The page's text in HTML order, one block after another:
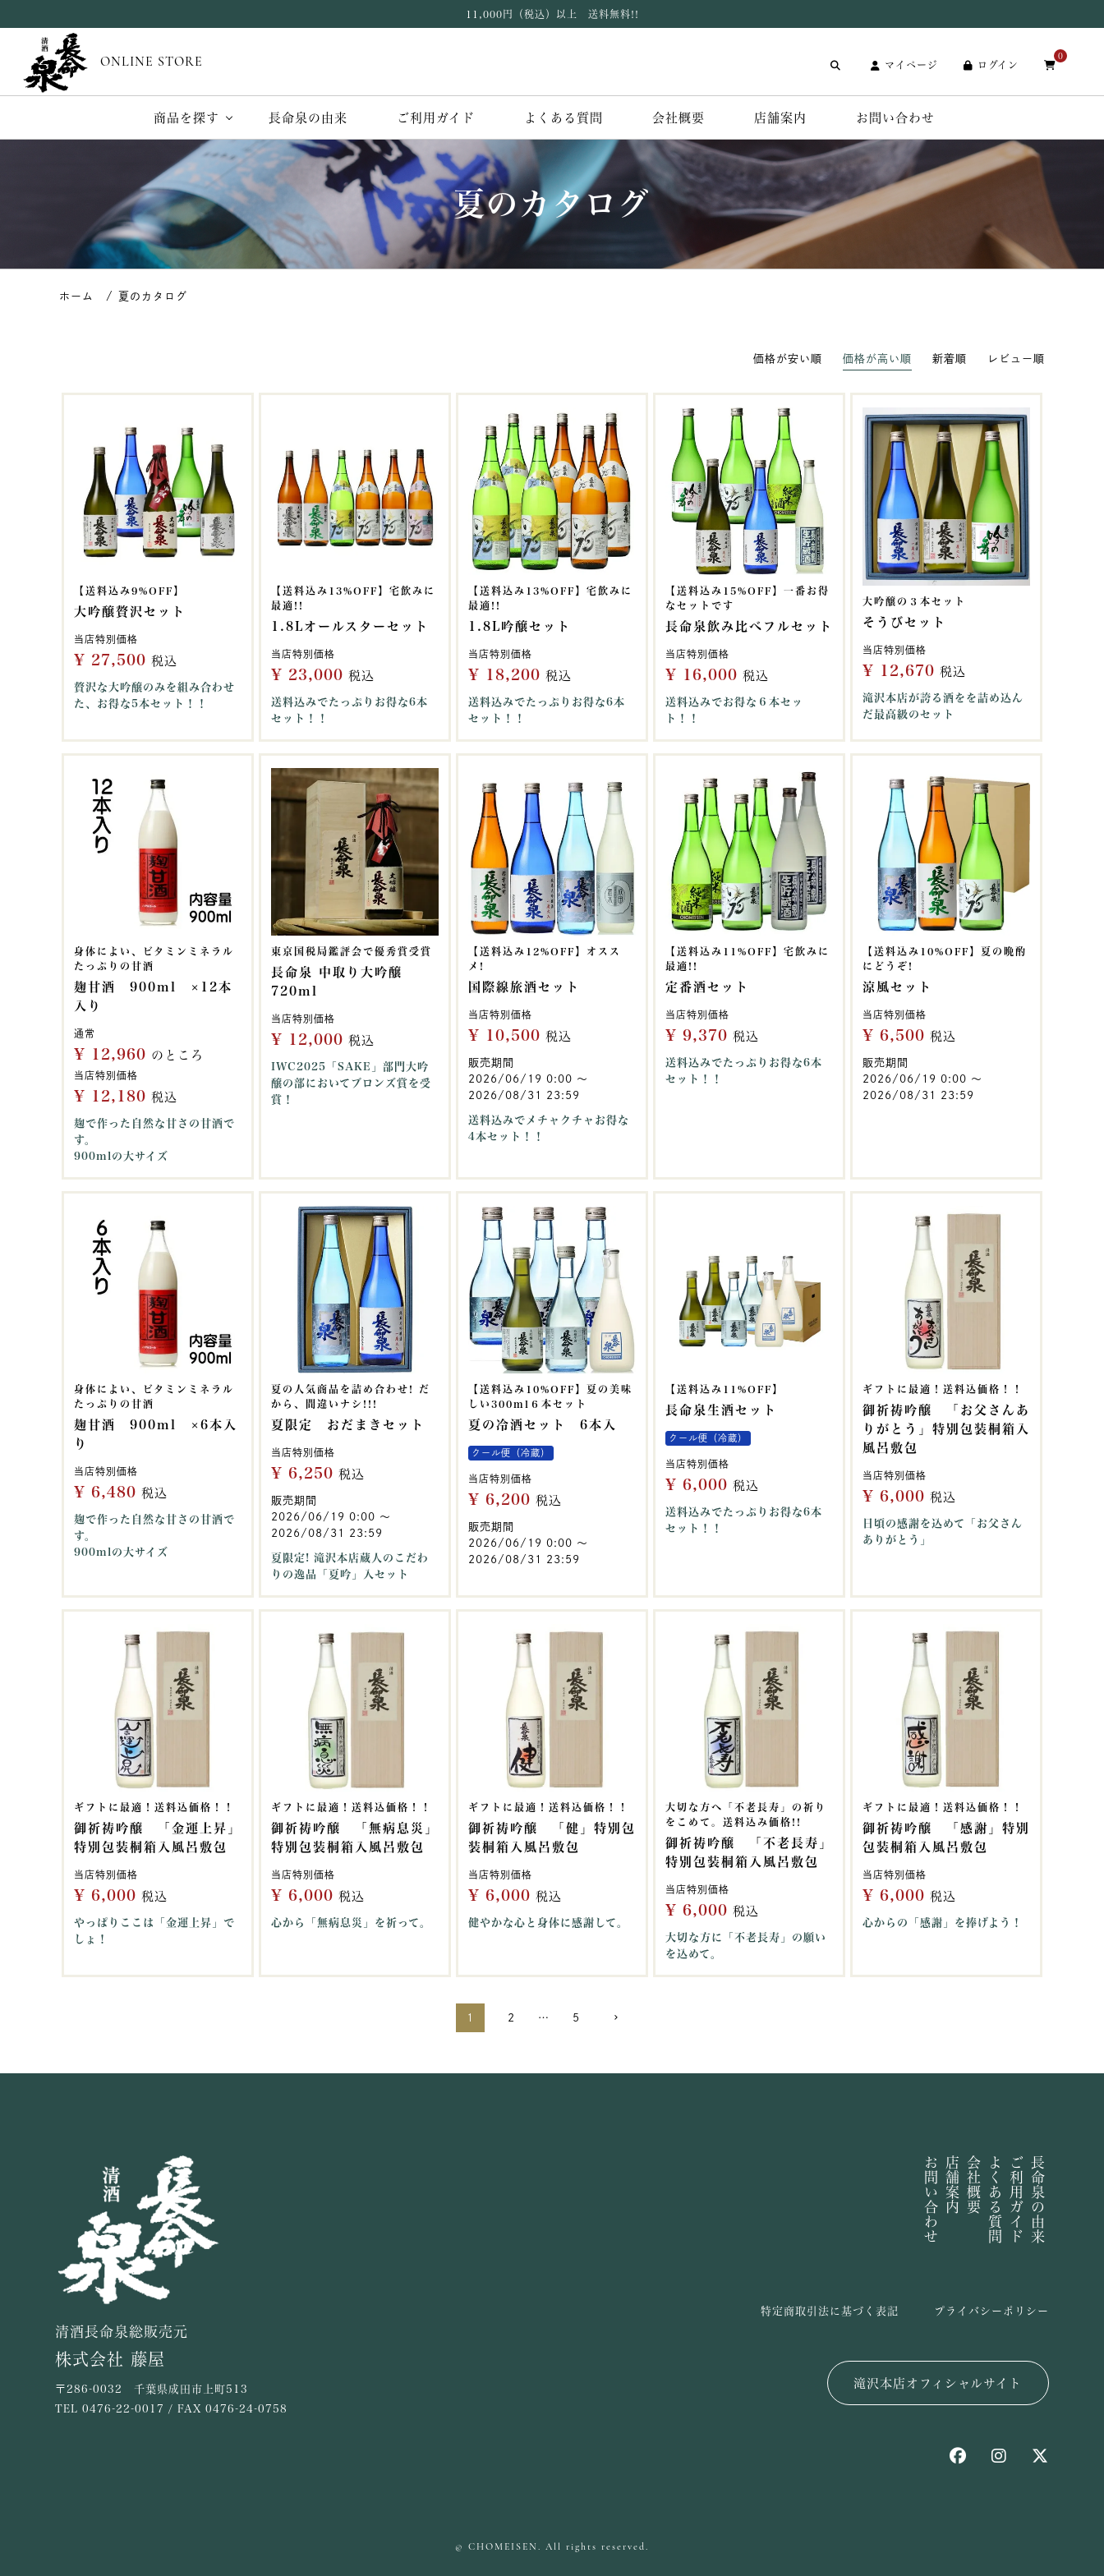
11,000円（税込）以上 送料無料!!
ONLINE STORE マイページ ログイン
0
商品を探す 長命泉の由来 ご利用ガイド よくある質問 会社概要 店舗案内 お問い合わせ
夏のカタログ
夏のカタログ
価格が安い順 価格が高い順 新着順 レビュー順
1 2 … 5
【送料込み9%OFF】
大吟醸贅沢セット
当店特別価格
¥ 27,500 税込
贅沢な大吟醸のみを組み合わせ
た、お得な5本セット！！
【送料込み13%OFF】宅飲みに
最適!!
1.8Lオールスターセット
当店特別価格
¥ 23,000 税込
送料込みでたっぷりお得な6本
セット！！
【送料込み13%OFF】宅飲みに
最適!!
1.8L吟醸セット
当店特別価格
¥ 18,200 税込
送料込みでたっぷりお得な6本
セット！！
【送料込み15%OFF】一番お得
なセットです
長命泉飲み比べフルセット
当店特別価格
¥ 16,000 税込
送料込みでお得な６本セッ
ト！！
大吟醸の３本セット
そうびセット
当店特別価格
¥ 12,670 税込
滝沢本店が誇る酒をを詰め込ん
だ最高級のセット
身体によい、ビタミンミネラル
たっぷりの甘酒
麹甘酒 900ml ×12本
入り
通常
¥ 12,960 のところ
当店特別価格
¥ 12,180 税込
麹で作った自然な甘さの甘酒で
す。
900mlの大サイズ
東京国税局鑑評会で優秀賞受賞
長命泉 中取り大吟醸
720ml
当店特別価格
¥ 12,000 税込
IWC2025「SAKE」部門大吟
醸の部においてブロンズ賞を受
賞！
【送料込み12%OFF】オスス
メ!
国際線旅酒セット
当店特別価格
¥ 10,500 税込
販売期間
2026/06/19 0:00 〜
2026/08/31 23:59
送料込みでメチャクチャお得な
4本セット！！
【送料込み11%OFF】宅飲みに
最適!!
定番酒セット
当店特別価格
¥ 9,370 税込
送料込みでたっぷりお得な6本
セット！！
【送料込み10%OFF】夏の晩酌
にどうぞ!
涼風セット
当店特別価格
¥ 6,500 税込
販売期間
2026/06/19 0:00 〜
2026/08/31 23:59
身体によい、ビタミンミネラル
たっぷりの甘酒
麹甘酒 900ml ×6本入
り
当店特別価格
¥ 6,480 税込
麹で作った自然な甘さの甘酒で
す。
900mlの大サイズ
夏の人気商品を詰め合わせ! だ
から、間違いナシ!!!
夏限定 おだまきセット
当店特別価格
¥ 6,250 税込
販売期間
2026/06/19 0:00 〜
2026/08/31 23:59
夏限定! 滝沢本店蔵人のこだわ
りの逸品「夏吟」入セット
【送料込み10%OFF】夏の美味
しい300ml６本セット
夏の冷酒セット 6本入
クール便（冷蔵）
当店特別価格
¥ 6,200 税込
販売期間
2026/06/19 0:00 〜
2026/08/31 23:59
【送料込み11%OFF】
長命泉生酒セット
クール便（冷蔵）
当店特別価格
¥ 6,000 税込
送料込みでたっぷりお得な6本
セット！！
ギフトに最適！送料込価格！！
御祈祷吟醸 「お父さんあ
りがとう」特別包装桐箱入
風呂敷包
当店特別価格
¥ 6,000 税込
日頃の感謝を込めて「お父さん
ありがとう」
ギフトに最適！送料込価格！！
御祈祷吟醸 「金運上昇」
特別包装桐箱入風呂敷包
当店特別価格
¥ 6,000 税込
やっぱりここは「金運上昇」で
しょ！
ギフトに最適！送料込価格！！
御祈祷吟醸 「無病息災」
特別包装桐箱入風呂敷包
当店特別価格
¥ 6,000 税込
心から「無病息災」を祈って。
ギフトに最適！送料込価格！！
御祈祷吟醸 「健」特別包
装桐箱入風呂敷包
当店特別価格
¥ 6,000 税込
健やかな心と身体に感謝して。
大切な方へ「不老長寿」の祈り
をこめて。送料込み価格!!
御祈祷吟醸 「不老長寿」
特別包装桐箱入風呂敷包
当店特別価格
¥ 6,000 税込
大切な方に「不老長寿」の願い
を込めて。
ギフトに最適！送料込価格！！
御祈祷吟醸 「感謝」特別
包装桐箱入風呂敷包
当店特別価格
¥ 6,000 税込
心からの「感謝」を捧げよう！
清酒長命泉総販売元
株式会社 藤屋
〒286-0032 千葉県成田市上町513
TEL0476-22-0017 / FAX 0476-24-0758
長命泉の由来
ご利用ガイド
よくある質問
会社概要
店舗案内
お問い合わせ
滝沢本店オフィシャルサイト
特定商取引法に基づく表記 プライバシーポリシー
© CHOMEISEN. All rights reserved.